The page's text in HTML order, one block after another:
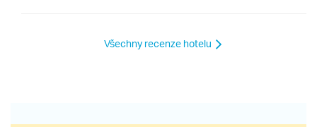
Všechny recenze hotelu